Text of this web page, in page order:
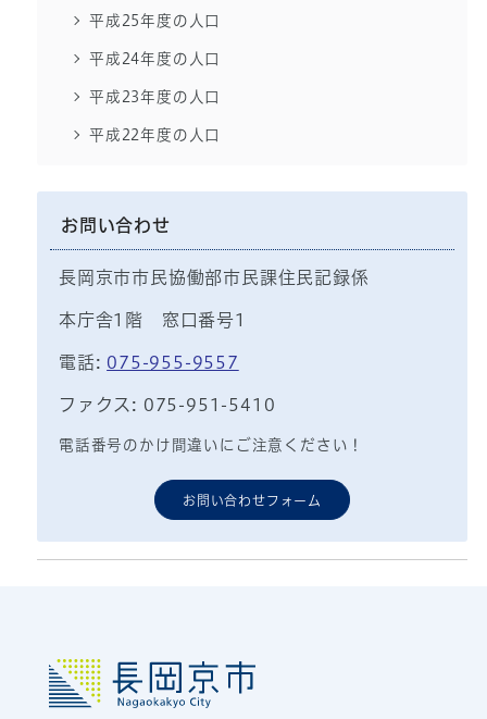
平成25年度の人口
平成24年度の人口
平成23年度の人口
平成22年度の人口
お問い合わせ
長岡京市市民協働部市民課住民記録係
本庁舎1階 窓口番号1
電話: 075-955-9557
ファクス: 075-951-5410
電話番号のかけ間違いにご注意ください！
お問い合わせフォーム